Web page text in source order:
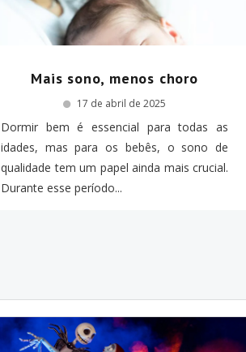
Mais sono, menos choro
17 de abril de 2025
Dormir bem é essencial para todas as
idades, mas para os bebês, o sono de
qualidade tem um papel ainda mais crucial.
Durante esse período...